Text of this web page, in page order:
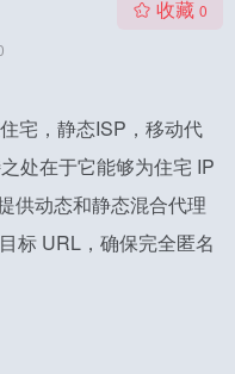
收藏 0
宅，静态ISP，移动代
处在于它能够为住宅 IP
供动态和静态混合代理
标 URL，确保完全匿名